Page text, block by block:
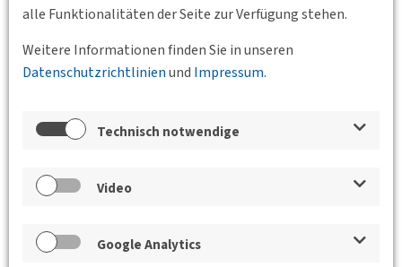
alle Funktionalitäten der Seite zur Verfügung stehen.
Weitere Informationen finden Sie in unseren
Datenschutzrichtlinienund Impressum.
Technisch notwendige
Video
Google Analytics
besprechen, gemeinsame Veranstaltungen zu planen und
um den fachlichen Austausch…